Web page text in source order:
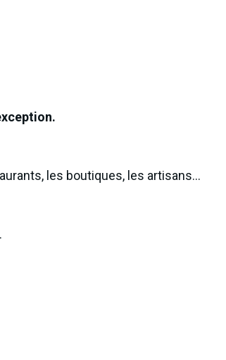
les boutiques, les artisans…